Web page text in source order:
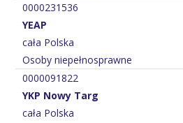
0000231536
YEAP
cała Polska
Osoby niepełnosprawne
0000091822
YKP Nowy Targ
cała Polska